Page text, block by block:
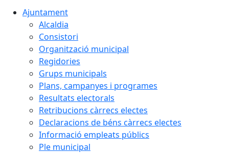
Ajuntament
Alcaldia
Consistori
Organització municipal
Regidories
Grups municipals
Plans, campanyes i programes
Resultats electorals
Retribucions càrrecs electes
Declaracions de béns càrrecs electes
Informació empleats públics
Ple municipal